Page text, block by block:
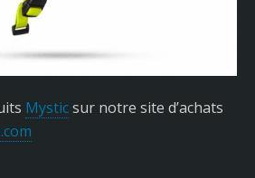
Mysticsur notre site d’achats